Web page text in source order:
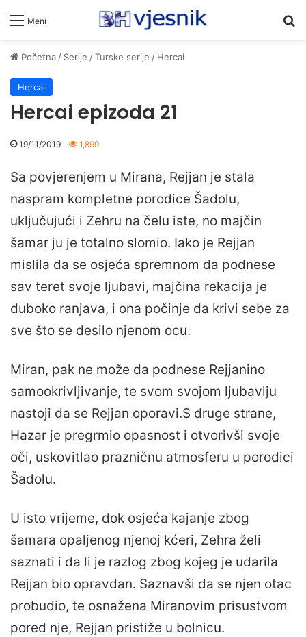
Meni
Početna/ Serije /Turske serije / Hercai
Hercai
Hercai epizoda 21
19/11/2019 1,899
Sa povjerenjem u Mirana, Rejjan je stala
naspram kompletne porodice Šadolu,
uključujući i Zehru na čelu iste, no majčin
šamar ju je totalno slomio. Iako je Rejjan
mislila da se osjeća spremnom da podnese
sav teret svoje ljubavi, majčina rekacija je
duboko ranjava, i ona počinje da krivi sebe za
sve što se desilo njenom ocu.
Miran, pak ne može da podnese Rejjanino
samookrivljivanje, te svom svojom ljubavlju
nastoji da se Rejjan oporavi.S druge strane,
Hazar je pregrmio opasnost i otvorivši svoje
oči, uskovitlao prazničnu atmosferu u porodici
Šadolu.
U isto vrijeme, dok osjeća kajanje zbog
šamara opaljenog njenoj kćeri, Zehra želi
saznati i da li je razlog zbog kojeg je udarila
Rejjan bio opravdan. Saznavši da se njen otac
probudio, te osnažena Miranovim prisustvom
pored nje, Rejjan pristiže u bolnicu.